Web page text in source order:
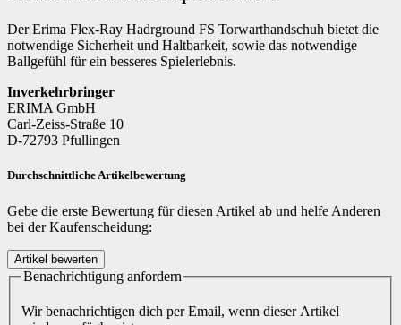
Der Erima Flex-Ray Hadrground FS Torwarthandschuh bietet die
notwendige Sicherheit und Haltbarkeit, sowie das notwendige
Ballgefühl für ein besseres Spielerlebnis.
Inverkehrbringer
ERIMA GmbH
Carl-Zeiss-Straße 10
D-72793 Pfullingen
Durchschnittliche Artikelbewertung
Gebe die erste Bewertung für diesen Artikel ab und helfe Anderen
bei der Kaufenscheidung:
Benachrichtigung anfordern
Wir benachrichtigen dich per Email, wenn dieser Artikel